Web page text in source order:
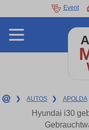
Event
❯ AUTOS ❯ APOLDA
Hyundai i30